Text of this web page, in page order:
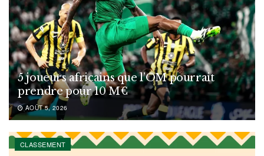
5 joueurs africains que l’OM pourrait
prendre pour 10 M€
AOÛT 5, 2026
CLASSEMENT